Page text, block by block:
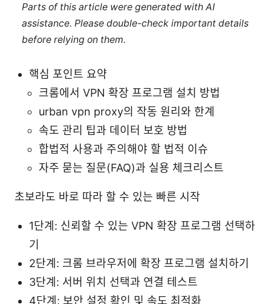
Parts of this article were generated with AI
assistance. Please double-check important details
before relying on them.
핵심 포인트 요약
크롬에서 VPN 확장 프로그램 설치 방법
urban vpn proxy의 작동 원리와 한계
속도 관리 팁과 데이터 보호 방법
합법적 사용과 주의해야 할 법적 이슈
자주 묻는 질문(FAQ)과 실용 체크리스트
초보라도 바로 따라 할 수 있는 빠른 시작
1단계: 신뢰할 수 있는 VPN 확장 프로그램 선택하
기
2단계: 크롬 브라우저에 확장 프로그램 설치하기
3단계: 서버 위치 선택과 연결 테스트
4단계: 보안 설정 확인 및 속도 최적화